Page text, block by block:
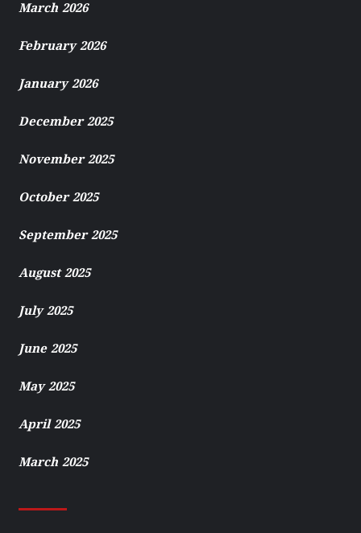
March 2026
February 2026
January 2026
December 2025
November 2025
October 2025
September 2025
August 2025
July 2025
June 2025
May 2025
April 2025
March 2025